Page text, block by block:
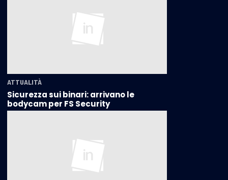
ATTUALITÀ
Sicurezza sui binari: arrivano le
bodycam per FS Security